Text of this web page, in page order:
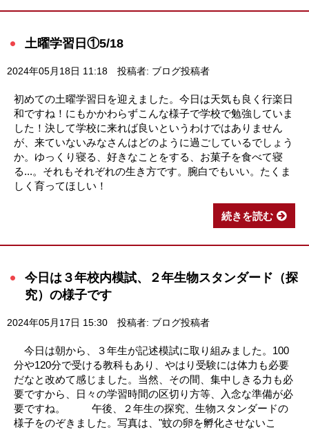
土曜学習日①5/18
2024年05月18日 11:18 投稿者: ブログ投稿者
初めての土曜学習日を迎えました。今日は天気も良く行楽日
和ですね！にもかかわらずこんな様子で学校で勉強していま
した！決して学校に来れば良いというわけではありません
が、来ていないみなさんはどのように過ごしているでしょう
か。ゆっくり寝る、好きなことをする、お菓子を食べて寝
る...。それもそれぞれの生き方です。腕白でもいい。たくま
しく育ってほしい！
続きを読む
今日は３年校内模試、２年生物スタンダード（探
究）の様子です
2024年05月17日 15:30 投稿者: ブログ投稿者
今日は朝から、３年生が記述模試に取り組みました。100
分や120分で受ける教科もあり、やはり受験には体力も必要
だなと改めて感じました。当然、その間、集中しきる力も必
要ですから、日々の学習時間の区切り方等、入念な準備が必
要ですね。 午後、２年生の探究、生物スタンダードの
様子をのぞきました。写真は、"蚊の卵を孵化させないこ